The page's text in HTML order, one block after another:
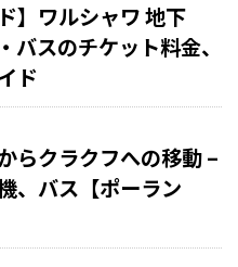
】ワルシャワ 地下
バスのチケット料金、
ド
らクラクフへの移動 –
、バス【ポーラン